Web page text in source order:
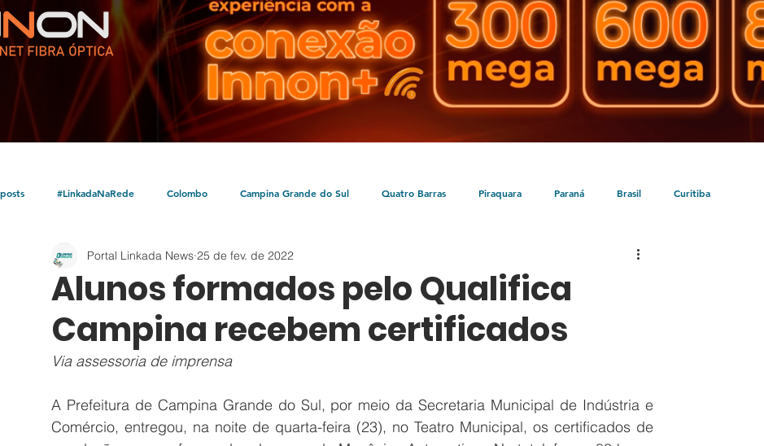
#LinkadaNaRede Colombo Campina Grande do Sul Quatro Barras Piraquara Paraná Brasil Curitiba
Policial Bocaiúva do Sul Litoral
Alunos formados pelo Qualifica
Campina recebem certificados
Portal Linkada News 25 de fev. de 2022
Via assessoria de imprensa
A Prefeitura de Campina Grande do Sul, por meio da Secretaria Municipal de Indústria e
Comércio, entregou, na noite de quarta-feira (23), no Teatro Municipal, os certificados de